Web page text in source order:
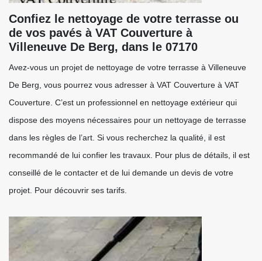
Confiez le nettoyage de votre terrasse ou
de vos pavés à VAT Couverture à
Villeneuve De Berg, dans le 07170
Avez-vous un projet de nettoyage de votre terrasse à Villeneuve
De Berg, vous pourrez vous adresser à VAT Couverture à VAT
Couverture. C’est un professionnel en nettoyage extérieur qui
dispose des moyens nécessaires pour un nettoyage de terrasse
dans les règles de l’art. Si vous recherchez la qualité, il est
recommandé de lui confier les travaux. Pour plus de détails, il est
conseillé de le contacter et de lui demande un devis de votre
projet. Pour découvrir ses tarifs.